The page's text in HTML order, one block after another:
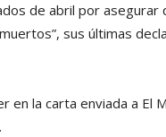
de abril por asegurar
sus últimas
en la carta enviada a El